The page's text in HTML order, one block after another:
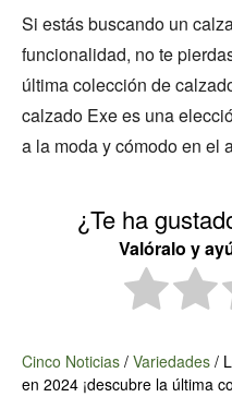
Si estás buscando un
funcionalidad, no te
última colección de
calzado Exe es una
a la moda y cómodo en el
¿Te ha
Valóralo y
Cinco Noticias / Variedades /
en 2024 ¡descubre la última